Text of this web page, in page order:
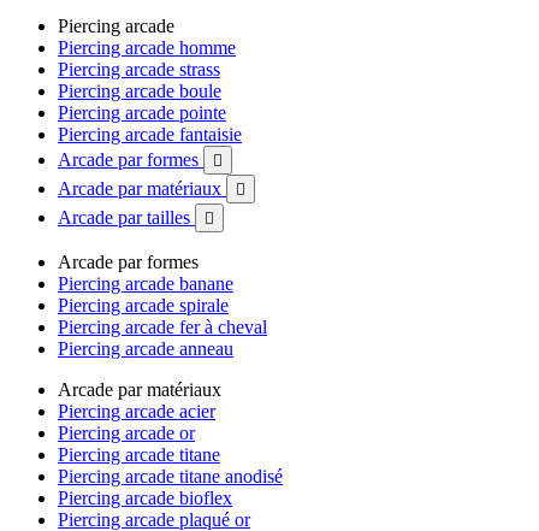
Piercing arcade
Piercing arcade homme
Piercing arcade strass
Piercing arcade boule
Piercing arcade pointe
Piercing arcade fantaisie
Arcade par formes

Arcade par matériaux 
Arcade par tailles 
Arcade par formes
Piercing arcade banane
Piercing arcade spirale
Piercing arcade fer à cheval
Piercing arcade anneau
Arcade par matériaux
Piercing arcade acier
Piercing arcade or
Piercing arcade titane
Piercing arcade titane anodisé
Piercing arcade bioflex
Piercing arcade plaqué or